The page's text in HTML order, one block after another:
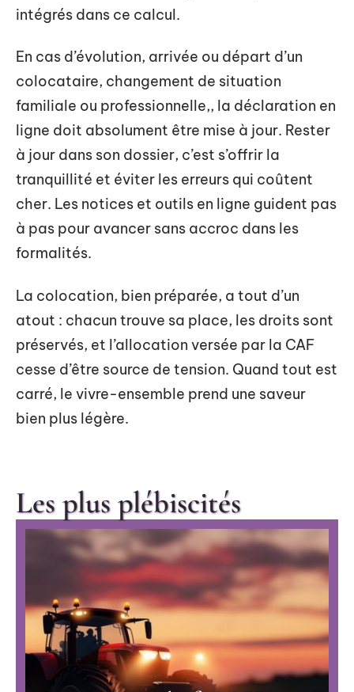
intégrés dans ce calcul.
En cas d’évolution, arrivée ou départ d’un
colocataire, changement de situation
familiale ou professionnelle,, la déclaration en
ligne doit absolument être mise à jour. Rester
à jour dans son dossier, c’est s’offrir la
tranquillité et éviter les erreurs qui coûtent
cher. Les notices et outils en ligne guident pas
à pas pour avancer sans accroc dans les
formalités.
La colocation, bien préparée, a tout d’un
atout : chacun trouve sa place, les droits sont
préservés, et l’allocation versée par la CAF
cesse d’être source de tension. Quand tout est
carré, le vivre-ensemble prend une saveur
bien plus légère.
Les plus plébiscités